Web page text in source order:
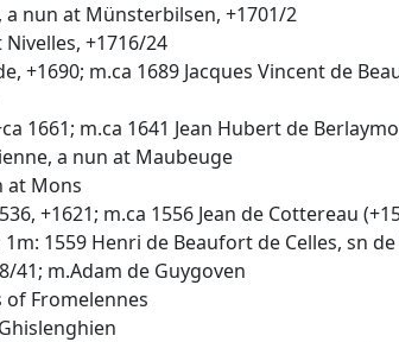
a nun at Münsterbilsen, +1701/2
Nivelles, +1716/24
+1690; m.ca 1689 Jacques Vincent de
1661; m.ca 1641 Jean Hubert de
a nun at Maubeuge
at Mons
+1621; m.ca 1556 Jean de Cottereau
1m: 1559 Henri de Beaufort de Celles, sn
41; m.Adam de Guygoven
of Fromelennes